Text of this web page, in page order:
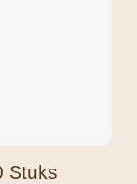
Stuks